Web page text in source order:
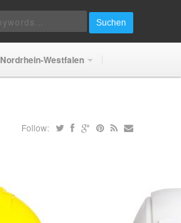
Suchen
Nordrhein-Westfalen
Follow: